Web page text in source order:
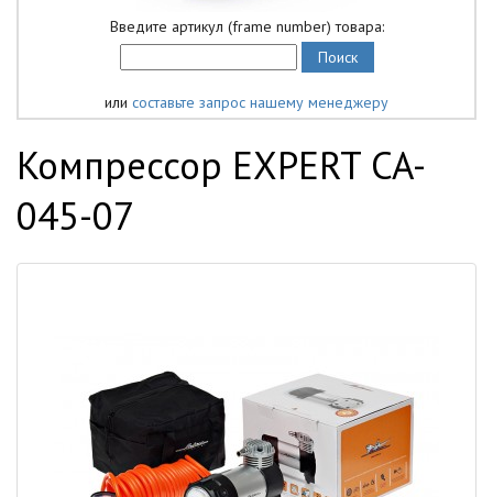
Введите артикул (frame number) товара:
или составьте запрос нашему менеджеру
Компрессор EXPERT CA-
045-07